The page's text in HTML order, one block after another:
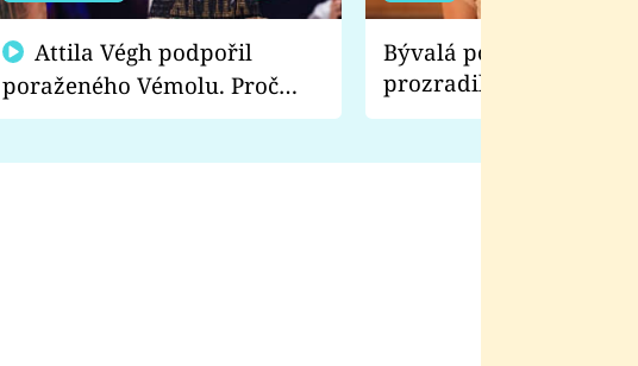
poraženého Vémolu. Proč
chce raději zápasit s ním než
Bývalá pornoherečka
prozradila, co ji
natáčení Euforie.